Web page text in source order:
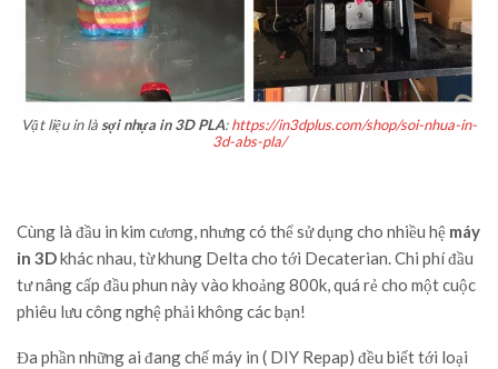
Vật liệu in là sợi nhựa in 3D PLA:https://in3dplus.com/shop/soi-nhua-in-
3d-abs-pla/
Cùng là đầu in kim cương, nhưng có thể sử dụng cho nhiều hệ máy
in 3Dkhác nhau, từ khung Delta cho tới Decaterian. Chi phí đầu
tư nâng cấp đầu phun này vào khoảng 800k, quá rẻ cho một cuộc
phiêu lưu công nghệ phải không các bạn!
Đa phần những ai đang chế máy in ( DIY Repap) đều biết tới loại